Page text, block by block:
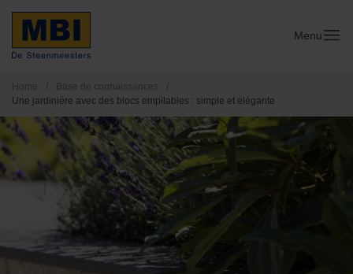
Menu
Home / Base de connaissances
/
Une jardinière avec des blocs empilables : simple et élégante